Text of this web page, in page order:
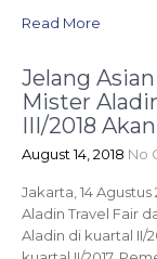
Read More
Jelang
Mister
III/2018
August 14, 2018 No
Jakarta, 14
Aladin Travel Fair
Aladin di kuartal II/